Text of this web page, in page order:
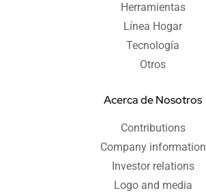
Herramientas
Línea Hogar
Tecnología
Otros
Acerca de Nosotros
Contributions
Company information
Investor relations
Logo and media